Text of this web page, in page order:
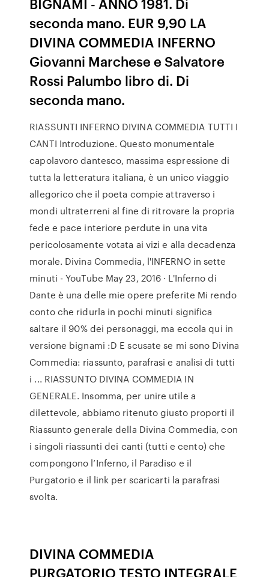
seconda mano. EUR 9,90 LA
DIVINA COMMEDIA INFERNO
Giovanni Marchese e Salvatore
Rossi Palumbo libro di. Di
seconda mano.
RIASSUNTI INFERNO DIVINA COMMEDIA TUTTI I
CANTI Introduzione. Questo monumentale
capolavoro dantesco, massima espressione di
tutta la letteratura italiana, è un unico viaggio
allegorico che il poeta compie attraverso i
mondi ultraterreni al fine di ritrovare la propria
fede e pace interiore perdute in una vita
pericolosamente votata ai vizi e alla decadenza
morale. Divina Commedia, l'INFERNO in sette
minuti - YouTube May 23, 2016 · L'Inferno di
Dante è una delle mie opere preferite Mi rendo
conto che ridurla in pochi minuti significa
saltare il 90% dei personaggi, ma eccola qui in
versione bignami :D E scusate se mi sono Divina
Commedia: riassunto, parafrasi e analisi di tutti
i ... RIASSUNTO DIVINA COMMEDIA IN
GENERALE. Insomma, per unire utile a
dilettevole, abbiamo ritenuto giusto proporti il
Riassunto generale della Divina Commedia, con
i singoli riassunti dei canti (tutti e cento) che
compongono l’Inferno, il Paradiso e il
Purgatorio e il link per scaricarti la parafrasi
svolta.
DIVINA COMMEDIA
PURGATORIO TESTO INTEGRALE